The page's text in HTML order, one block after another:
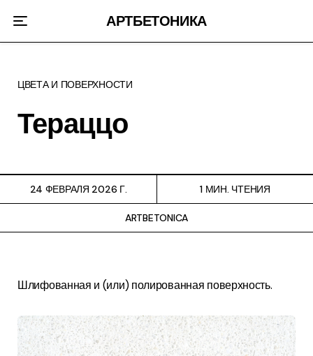
АРТБЕТОНИКА
ЦВЕТА И ПОВЕРХНОСТИ
Тераццо
24 ФЕВРАЛЯ 2026 Г.
ARTBETONICA
1 МИН. ЧТЕНИЯ
Шлифованная и (или) полированная поверхность.
Главная страница
Контакты